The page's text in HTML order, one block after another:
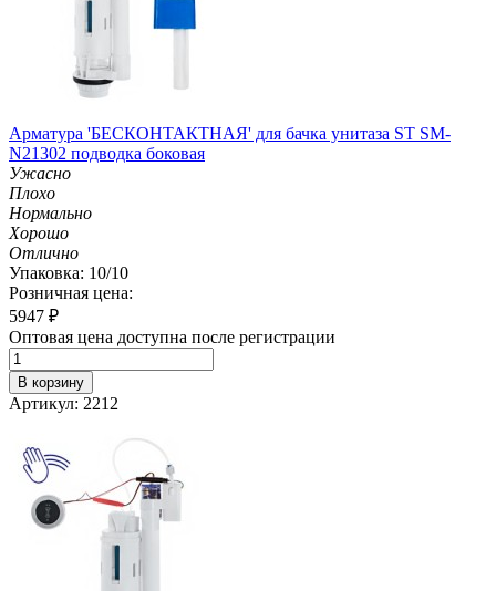
Арматура 'БЕCКОНТАКТНАЯ' для бачка унитаза ST SM-
N21302 подводка боковая
Ужасно
Плохо
Нормально
Хорошо
Отлично
Упаковка: 10/10
Розничная цена:
5947 ₽
Оптовая цена доступна после регистрации
В корзину
Артикул: 2212